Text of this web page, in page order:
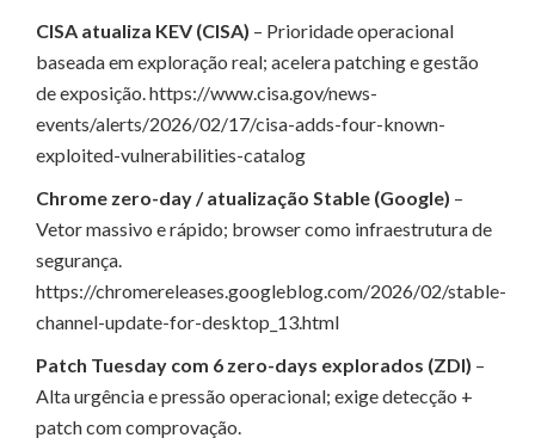
CISA atualiza KEV (CISA) – Prioridade operacional
baseada em exploração real; acelera patching e gestão
de exposição. https://www.cisa.gov/news-
events/alerts/2026/02/17/cisa-adds-four-known-
exploited-vulnerabilities-catalog
Chrome zero-day / atualização Stable (Google) –
Vetor massivo e rápido; browser como infraestrutura de
segurança.
https://chromereleases.googleblog.com/2026/02/stable-
channel-update-for-desktop_13.html
Patch Tuesday com 6 zero-days explorados (ZDI) –
Alta urgência e pressão operacional; exige detecção +
patch com comprovação.